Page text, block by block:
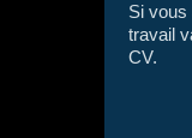
Si vous
travail
CV.